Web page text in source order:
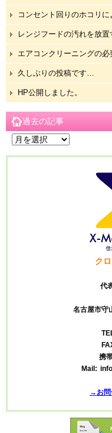
コンセント回りのホコリ
レンジフードの汚れを放置
エアコンクリーニングの必
久しぶりの投稿です…
HP公開しました。
過去の記事
ク
代
名古屋市守
携
Mail:
→お問